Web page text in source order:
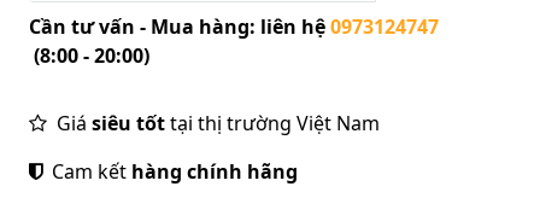
Cần tư vấn - Mua hàng: liên hệ0973124747
(8:00 - 20:00)
Giá siêu tốttại thị trường Việt Nam
Cam kết hàng chính hãng